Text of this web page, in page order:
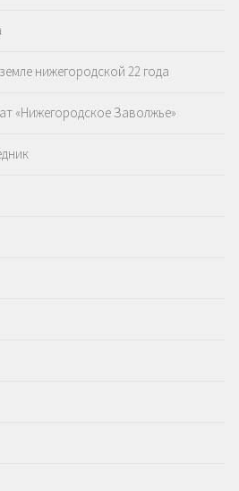
нижегородской 22 года
«Нижегородское Заволжье»